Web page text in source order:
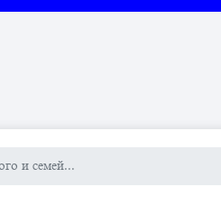
и семей...